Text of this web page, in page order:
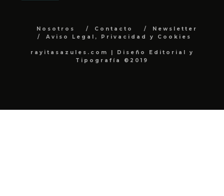
Nosotros Contacto
Newsletter
Aviso Legal, Privacidad y Cookies
rayitasazules.com | Diseño Editorial y
Tipografía ©2019